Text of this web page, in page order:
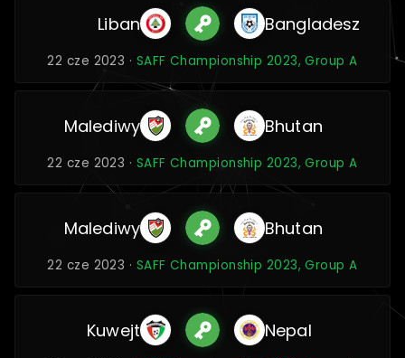
Liban Bangladesz
22 cze 2023 · SAFF Championship 2023, Group A
Malediwy Bhutan
22 cze 2023 · SAFF Championship 2023, Group A
Malediwy Bhutan
22 cze 2023 · SAFF Championship 2023, Group A
Kuwejt Nepal